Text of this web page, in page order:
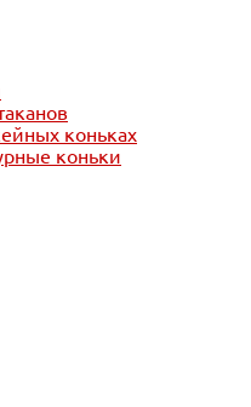
коньках
коньки